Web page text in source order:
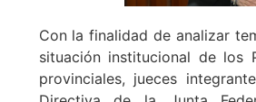
Con la finalidad de analizar
situación institucional de los
provinciales, jueces